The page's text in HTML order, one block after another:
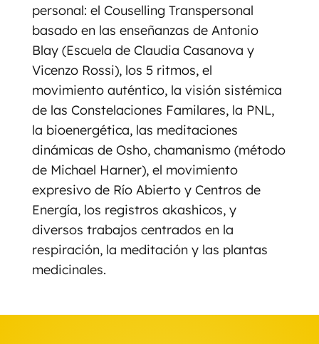
personal: el Couselling Transpersonal
basado en las enseñanzas de Antonio
Blay (Escuela de Claudia Casanova y
Vicenzo Rossi), los 5 ritmos, el
movimiento auténtico, la visión sistémica
de las Constelaciones Familares, la PNL,
la bioenergética, las meditaciones
dinámicas de Osho, chamanismo (método
de Michael Harner), el movimiento
expresivo de Río Abierto y Centros de
Energía, los registros akashicos, y
diversos trabajos centrados en la
respiración, la meditación y las plantas
medicinales.